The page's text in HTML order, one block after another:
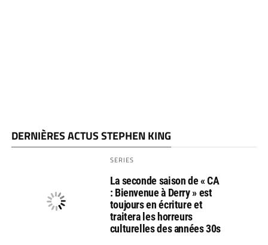
DERNIÈRES ACTUS STEPHEN KING
SERIES
La seconde saison de « CA
: Bienvenue à Derry » est
toujours en écriture et
traitera les horreurs
culturelles des années 30s